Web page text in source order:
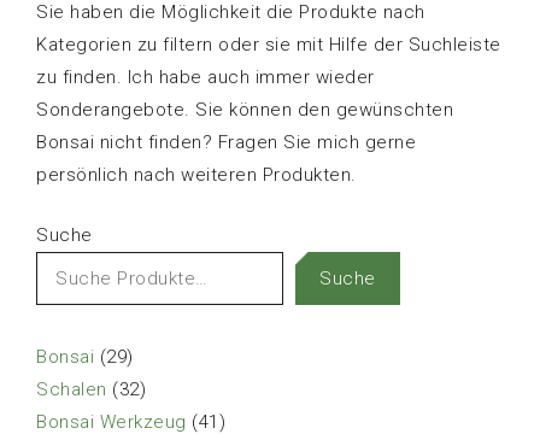
Sie haben die Möglichkeit die Produkte nach
Kategorien zu filtern oder sie mit Hilfe der Suchleiste
zu finden. Ich habe auch immer wieder
Sonderangebote. Sie können den gewünschten
Bonsai nicht finden? Fragen Sie mich gerne
persönlich nach weiteren Produkten.
Suche
Suche
Bonsai 2929
Produkte
Schalen 3232
Produkte
Bonsai Werkzeug 41 41